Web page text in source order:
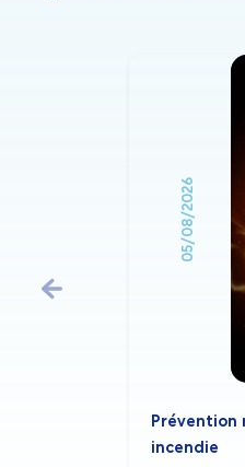
05/08/2026
Prévention
incendie